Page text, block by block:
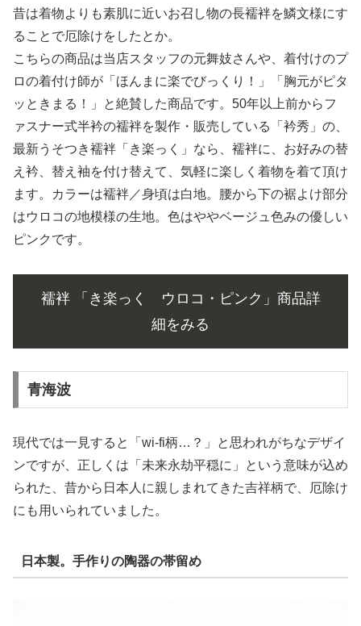
昔は着物よりも素肌に近いお召し物の長襦袢を鱗文様にす
ることで厄除けをしたとか。
こちらの商品は当店スタッフの元舞妓さんや、着付けのプ
ロの着付け師が「ほんまに楽でびっくり！」「胸元がピタ
ッときまる！」と絶賛した商品です。50年以上前からフ
ァスナー式半衿の襦袢を製作・販売している「衿秀」の、
最新うそつき襦袢「き楽っく」なら、襦袢に、お好みの替
え衿、替え袖を付け替えて、気軽に楽しく着物を着て頂け
ます。カラーは襦袢／身頃は白地。腰から下の裾よけ部分
はウロコの地模様の生地。色はややベージュ色みの優しい
ピンクです。
襦袢 「き楽っく ウロコ・ピンク」商品詳
細をみる
青海波
現代では一見すると「wi-fi柄…？」と思われがちなデザイ
ンですが、正しくは「未来永劫平穏に」という意味が込め
られた、昔から日本人に親しまれてきた吉祥柄で、厄除け
にも用いられていました。
日本製。手作りの陶器の帯留め